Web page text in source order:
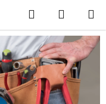
Hľadať
KOŠÍK